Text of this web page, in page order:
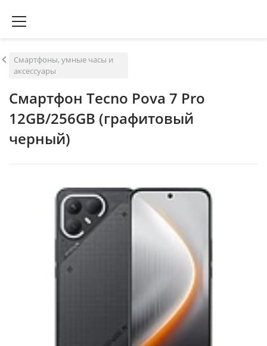
Смартфоны, умные часы и
аксессуары
Смартфон Tecno Pova 7 Pro
12GB/256GB (графитовый
черный)